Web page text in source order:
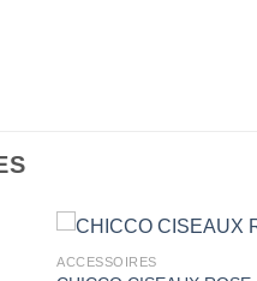
ACCESSOIRES